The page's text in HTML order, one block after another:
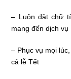
– Luôn đặt chữ
mang đến dịch
– Phục vụ mọi
cả lễ Tết